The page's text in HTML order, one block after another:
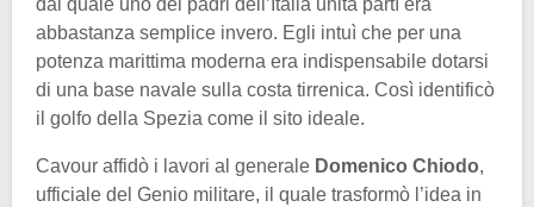
dal quale uno dei padri dell’Italia unita partì era
abbastanza semplice invero. Egli intuì che per una
potenza marittima moderna era indispensabile dotarsi
di una base navale sulla costa tirrenica. Così identificò
il golfo della Spezia come il sito ideale.
Cavour affidò i lavori al generale Domenico Chiodo,
ufficiale del Genio militare, il quale trasformò l’idea in